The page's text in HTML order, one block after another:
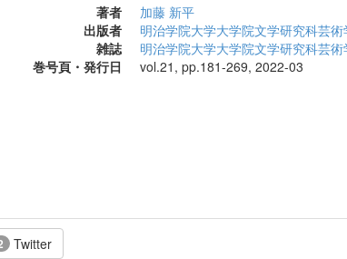
著者
加藤 新平
出版者
明治学院大学大学院文学研究科芸
雑誌
明治学院大学大学院文学研究科芸
巻号頁・発行日
vol.21, pp.181-269, 2022-03
Twitter